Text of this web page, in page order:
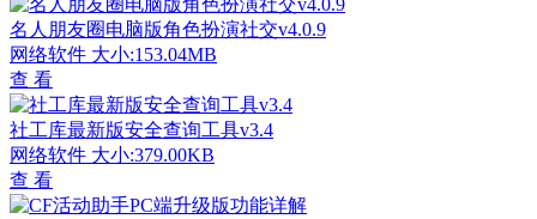
名人朋友圈电脑版角色扮演社交v4.0.9
网络软件 大小:153.04MB
查 看
社工库最新版安全查询工具v3.4
网络软件 大小:379.00KB
查 看